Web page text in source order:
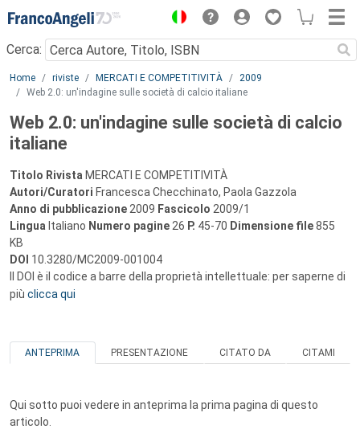
Menu
Cerca:
Main content
Home riviste MERCATI E COMPETITIVITÀ
2009
Web 2.0: un'indagine sulle società di calcio italiane
Web 2.0: un'indagine sulle società di calcio
italiane
Titolo Rivista MERCATI E COMPETITIVITÀ
Autori/Curatori Francesca Checchinato, Paola Gazzola
Anno di pubblicazione 2009 Fascicolo 2009/1
Lingua Italiano Numero pagine 26 P. 45-70 Dimensione file855
KB
DOI 10.3280/MC2009-001004
Il DOI è il codice a barre della proprietà intellettuale: per saperne di
più clicca qui
ANTEPRIMA PRESENTAZIONE CITATO DA CITAMI
Qui sotto puoi vedere in anteprima la prima pagina di questo
articolo.